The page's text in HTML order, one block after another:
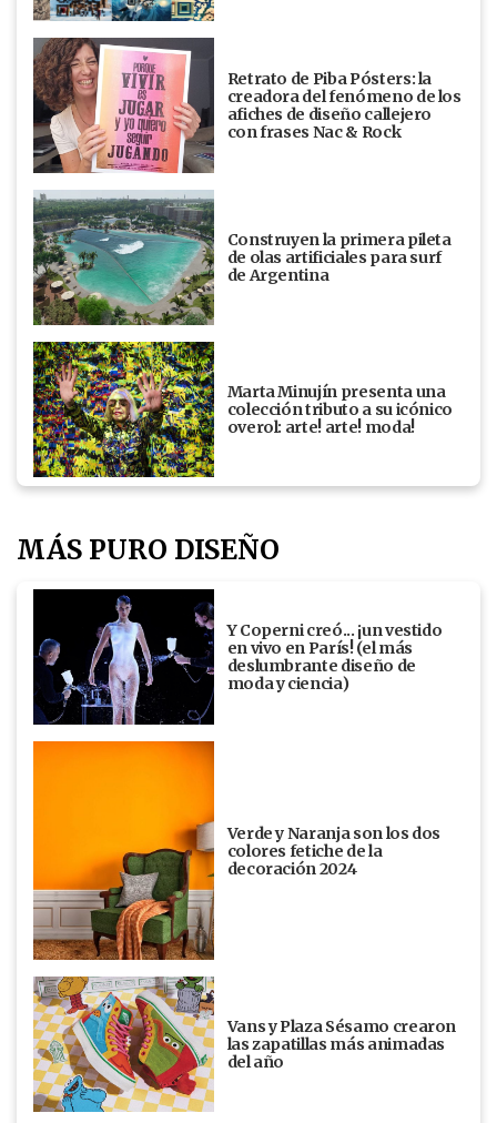
Retrato de Piba Pósters: la
creadora del fenómeno de los
afiches de diseño callejero
con frases Nac & Rock
Construyen la primera pileta
de olas artificiales para surf
de Argentina
Marta Minujín presenta una
colección tributo a su icónico
overol: arte! arte! moda!
MÁS PURO DISEÑO
Y Coperni creó... ¡un vestido
en vivo en París! (el más
deslumbrante diseño de
moda y ciencia)
Verde y Naranja son los dos
colores fetiche de la
decoración 2024
Vans y Plaza Sésamo crearon
las zapatillas más animadas
del año